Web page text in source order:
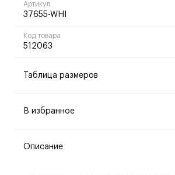
Артикул
37655-WHI
Код товара
512063
Таблица размеров
В избранное
Описание